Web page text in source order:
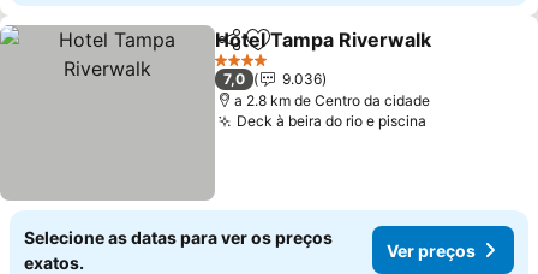
PartilharAdicionar aos favoritos
Hotel Tampa Riverwalk
4 Estrelas
7,0
9.036
a 2.8 km de Centro da cidade
Deck à beira do rio e piscina
Selecione as datas para ver os preços
exatos.
Ver preços